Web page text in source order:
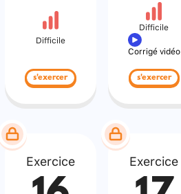
Difficile
s'exercer
Difficile
Corrigé vidéo
s'exercer
Exercice Exercice